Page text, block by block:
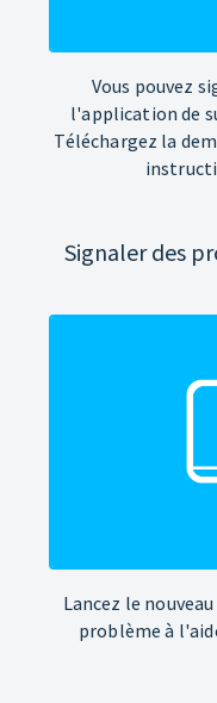
Vous pouvez
l'application de
Téléchargez la
Signaler des
Lancez le
problème à